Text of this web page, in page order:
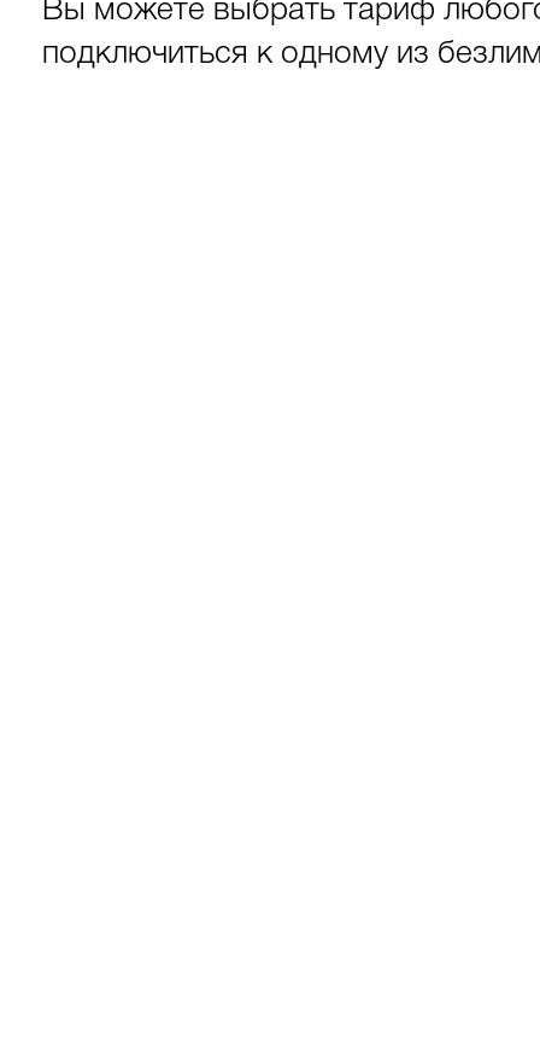
Вы можете выбрать тариф
подключиться к одному из